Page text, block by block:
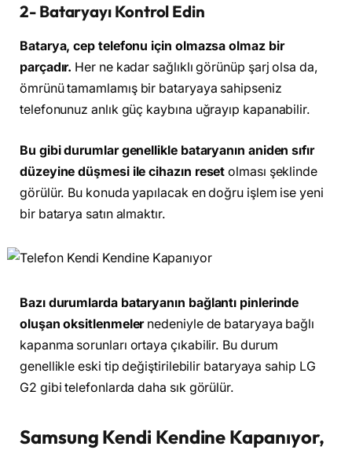
2- Bataryayı Kontrol Edin
Batarya, cep telefonu için olmazsa olmaz bir
parçadır. Her ne kadar sağlıklı görünüp şarj olsa da,
ömrünü tamamlamış bir bataryaya sahipseniz
telefonunuz anlık güç kaybına uğrayıp kapanabilir.
Bu gibi durumlar genellikle bataryanın aniden sıfır
düzeyine düşmesi ile cihazın reset olması şeklinde
görülür. Bu konuda yapılacak en doğru işlem ise yeni
bir batarya satın almaktır.
Bazı durumlarda bataryanın bağlantı pinlerinde
oluşan oksitlenmelernedeniyle de bataryaya bağlı
kapanma sorunları ortaya çıkabilir. Bu durum
genellikle eski tip değiştirilebilir bataryaya sahip LG
G2 gibi telefonlarda daha sık görülür.
Samsung Kendi Kendine Kapanıyor,